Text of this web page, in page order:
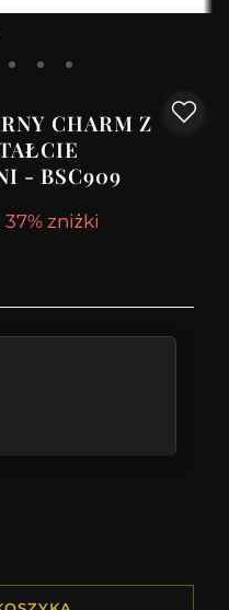
CHARM Z
- BSC909
zniżki